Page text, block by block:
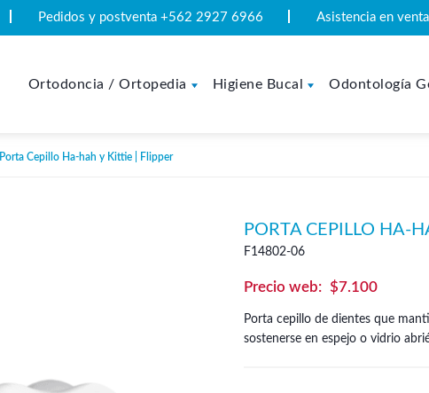
Pedidos y postventa +562 2927 6966 Asistencia en
Ortodoncia / Ortopedia Higiene Bucal Odontología
Porta Cepillo Ha-hah y Kittie | Flipper
PORTA CEPILLO HA-
F14802-06
$7.100
Porta cepillo de dientes que
sostenerse en espejo o vidrio